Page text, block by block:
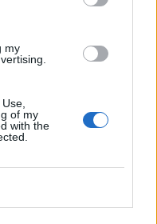
my
of my
with the